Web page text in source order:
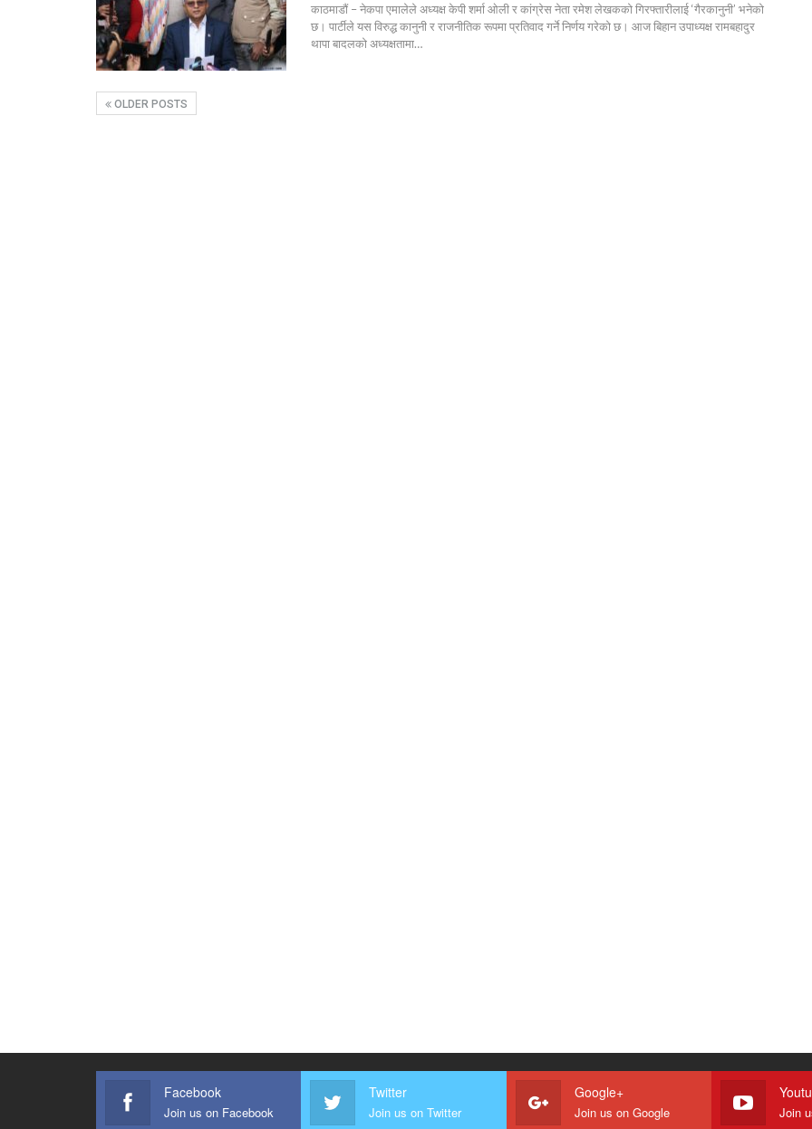
काठमाडौं – नेकपा एमालेले अध्यक्ष केपी शर्मा ओली र कांग्रेस नेता रमेश लेखकको गिरफ्तारीलाई ‘गैरकानुनी’ भनेको
छ। पार्टीले यस विरुद्ध कानुनी र राजनीतिक रूपमा प्रतिवाद गर्ने निर्णय गरेको छ। आज बिहान उपाध्यक्ष रामबहादुर
थापा बादलको अध्यक्षतामा…
OLDER POSTS
Facebook
Join us on Facebook
Twitter
Join us on Twitter
Google+
Join us on Google Join